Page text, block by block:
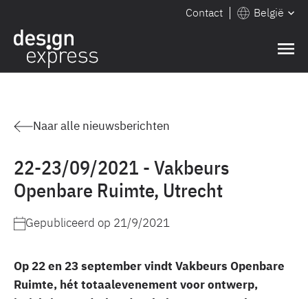
Contact België
Naar alle nieuwsberichten
22-23/09/2021 - Vakbeurs
Openbare Ruimte, Utrecht
Gepubliceerd op 21/9/2021
Op 22 en 23 september vindt Vakbeurs Openbare
Ruimte, hét totaalevenement voor ontwerp,